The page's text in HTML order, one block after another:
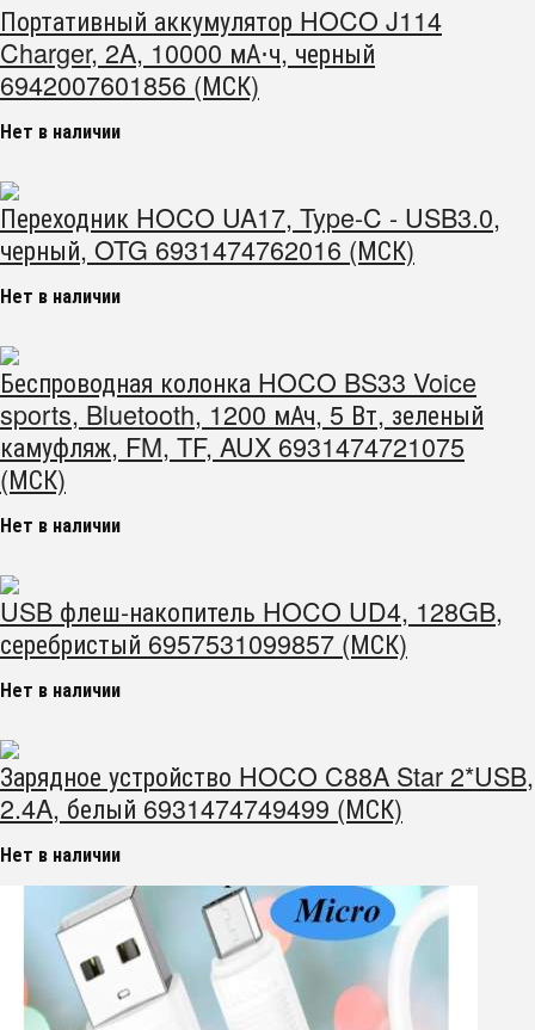
Портативный аккумулятор HOCO J114
Charger, 2A, 10000 мА⋅ч, черный
6942007601856 (МСК)
Нет в наличии
Переходник HOCO UA17, Type-C - USB3.0,
черный, OTG 6931474762016 (МСК)
Нет в наличии
Беспроводная колонка HOCO BS33 Voice
sports, Bluetooth, 1200 мАч, 5 Вт, зеленый
камуфляж, FM, TF, AUX 6931474721075
(МСК)
Нет в наличии
USB флеш-накопитель HOCO UD4, 128GB,
серебристый 6957531099857 (МСК)
Нет в наличии
Зарядное устройство HOCO C88A Star 2*USB,
2.4A, белый 6931474749499 (МСК)
Нет в наличии